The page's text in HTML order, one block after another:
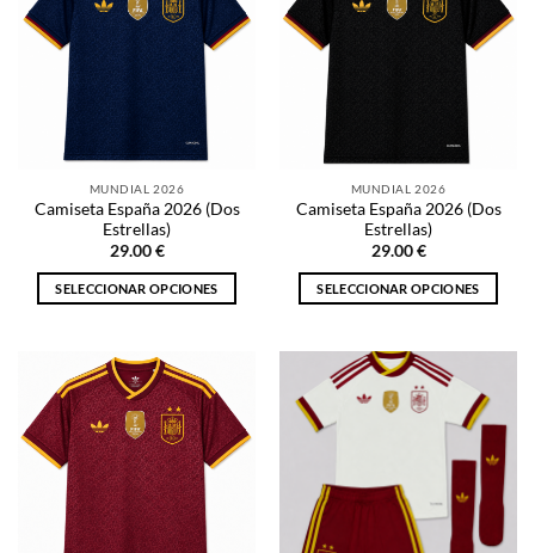
Las
opciones
se
elegir
en
página
de
producto
Las
página
de
producto
MUNDIAL 2026
Camiseta España 2026 (Dos
Estrellas)
29.00€
SELECCIONAR OPCIONES
tiene
múltiples
variantes.
Las
opciones
se
pueden
elegir
MUNDIAL 2026
Camiseta España 2026 (Dos
Estrellas)
29.00€
SELECCIONAR OPCIONES
tiene
múltiples
variantes.
opciones
se
pueden
elegir